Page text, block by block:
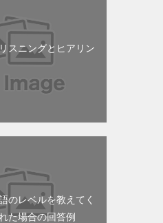
スニングとヒアリン
のレベルを教えてく
た場合の回答例